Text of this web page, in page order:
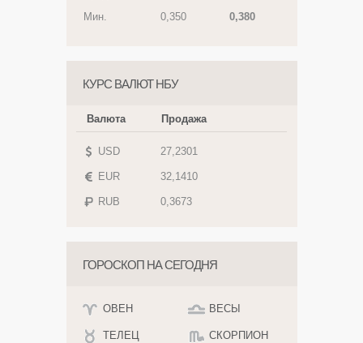
Мин.
0,350 0,380
КУРС ВАЛЮТ НБУ
Валюта Продажа
USD 27,2301
EUR 32,1410
RUB 0,3673
ГОРОСКОП НА СЕГОДНЯ
ОВЕН
ТЕЛЕЦ
ВЕСЫ
СКОРПИОН